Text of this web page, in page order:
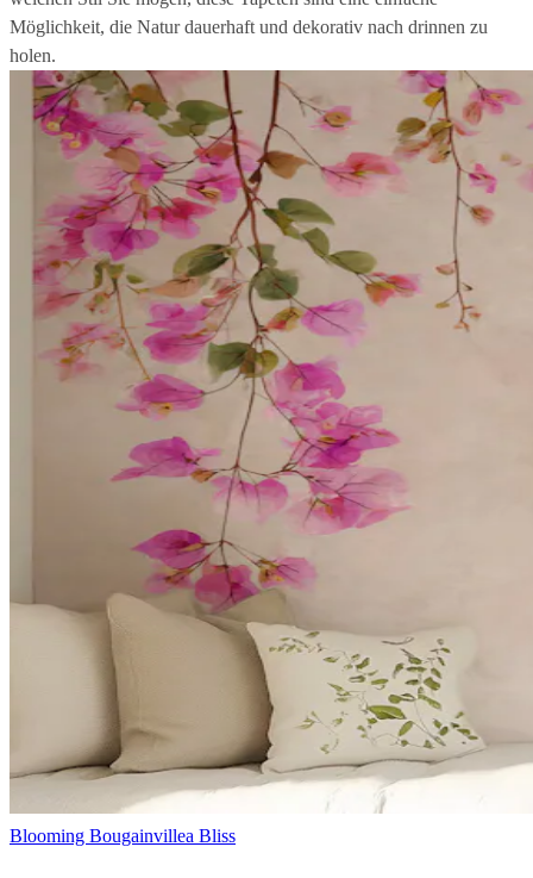
Möglichkeit, die Natur dauerhaft und dekorativ nach drinnen zu
holen.
Blooming Bougainvillea Bliss